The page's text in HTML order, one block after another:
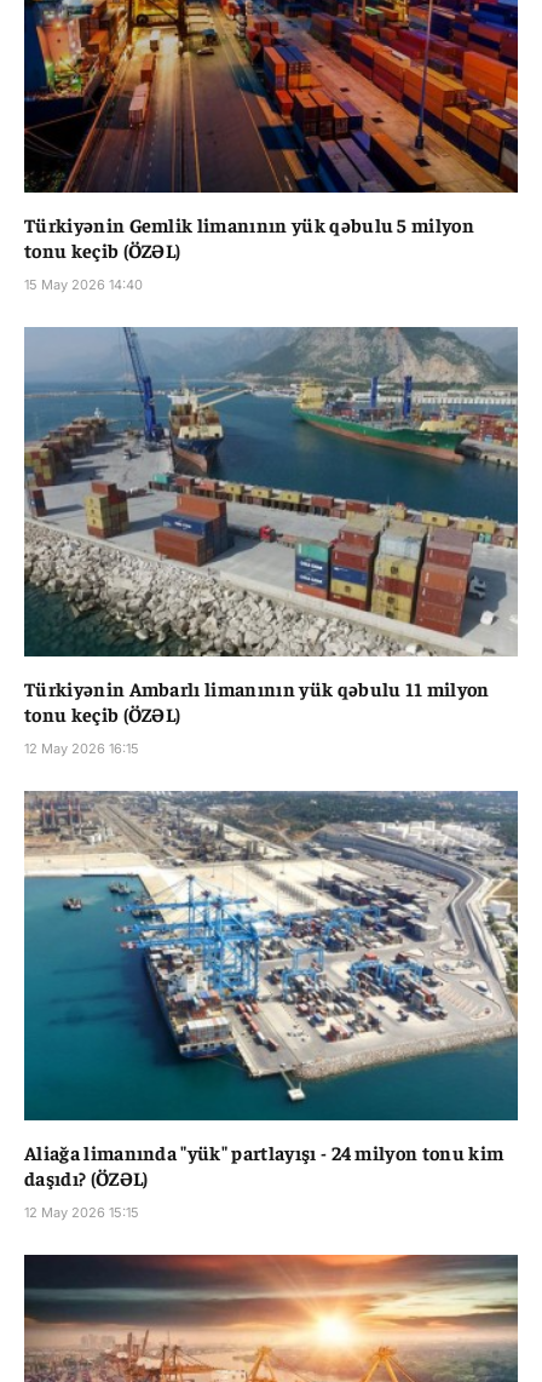
Türkiyənin Gemlik limanının yük qəbulu 5 milyon
tonu keçib (ÖZƏL)
15 May 2026 14:40
Türkiyənin Ambarlı limanının yük qəbulu 11 milyon
tonu keçib (ÖZƏL)
12 May 2026 16:15
Aliağa limanında "yük" partlayışı - 24 milyon tonu kim
daşıdı? (ÖZƏL)
12 May 2026 15:15